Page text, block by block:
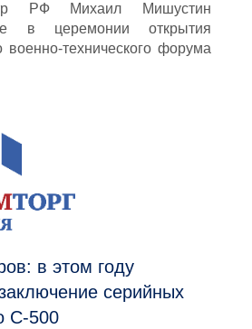
РФ Михаил Мишустин
в церемонии открытия
военно-технического форума
в этом году
серийных
С-500